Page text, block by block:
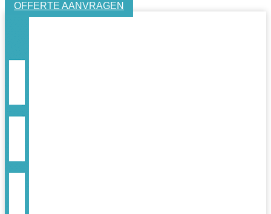
OFFERTE AANVRAGEN